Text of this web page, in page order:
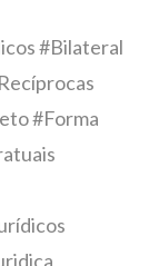
#Bilateral
#Forma